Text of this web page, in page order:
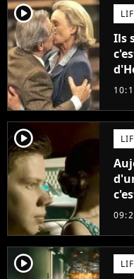
player2
Ils
player2
player2